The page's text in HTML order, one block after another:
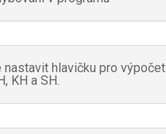
nastavit hlavičku pro výpočet
KH a SH.